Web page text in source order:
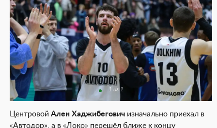
1 из 1
Центровой Ален Хаджибегович изначально приехал в
«Автодор», а в «Локо» перешёл ближе к концу